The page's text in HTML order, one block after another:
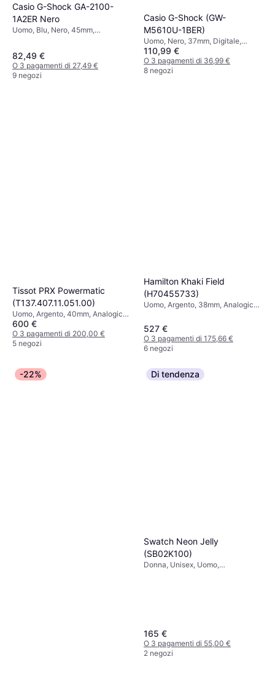
Casio G-Shock GA-2100-
1A2ER Nero
Uomo, Blu, Nero, 45mm,
82,49 €
O 3 pagamenti di 27,49 €
9 negozi
Casio G-Shock (GW-
M5610U-1BER)
Uomo, Nero, 37mm, Digitale,
Quarzo
110,99 €
O 3 pagamenti di 36,99 €
8 negozi
Tissot PRX Powermatic
(T137.407.11.051.00)
Uomo, Argento, 40mm, Analogico,
Automatico
600 €
O 3 pagamenti di 200,00 €
5 negozi
Hamilton Khaki Field
(H70455733)
Uomo, Argento, 38mm, Analogico,
527 €
O 3 pagamenti di 175,66 €
6 negozi
-22% Di tendenza
Swatch Neon Jelly
(SB02K100)
Donna, Unisex, Uomo,
165 €
O 3 pagamenti di 55,00 €
2 negozi